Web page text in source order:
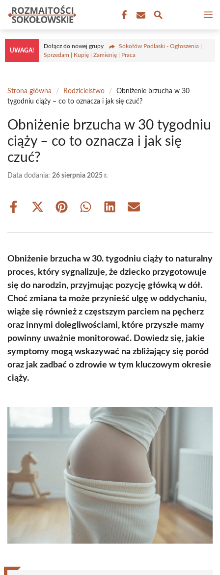
Przejdź
treści
UWAGA!
Dołącz do nowej grupy
Sokołów Podlaski - Ogłoszenia |
Sprzedam | Kupię | Zamienię | Praca
Strona główna / Rodzicielstwo /
Obniżenie brzucha w 30
tygodniu ciąży – co to oznacza i jak się czuć?
Obniżenie brzucha w 30 tygodniu
ciąży – co to oznacza i jak się
czuć?
Data dodania: 26 sierpnia 2025 r.
Share
Share
(Twitter)
Share Share Share Share
Obniżenie brzucha w 30. tygodniu ciąży to naturalny
proces, który sygnalizuje, że dziecko przygotowuje
się do narodzin, przyjmując pozycję główką w dół.
Choć zmiana ta może przynieść ulgę w oddychaniu,
wiąże się również z częstszym parciem na pęcherz
oraz innymi dolegliwościami, które przyszłe mamy
powinny uważnie monitorować. Dowiedz się, jakie
symptomy mogą wskazywać na zbliżający się poród
oraz jak zadbać o zdrowie w tym kluczowym okresie
ciąży.